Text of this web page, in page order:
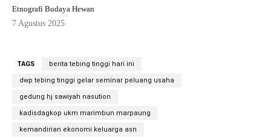
Etnografi Budaya Hewan
7 Agustus 2025
TAGS berita tebing tinggi hari ini
dwp tebing tinggi gelar seminar peluang usaha
gedung hj sawiyah nasution
kadisdagkop ukm marimbun marpaung
kemandirian ekonomi keluarga asn